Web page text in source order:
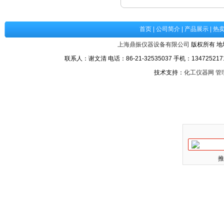
首页| 公司简介| 产品展示| 热
上海鼎振仪器设备有限公司 版权所有
联系人：谢文清 电话：86-21-32535037 手机：
技术支持： 化工仪器网 管